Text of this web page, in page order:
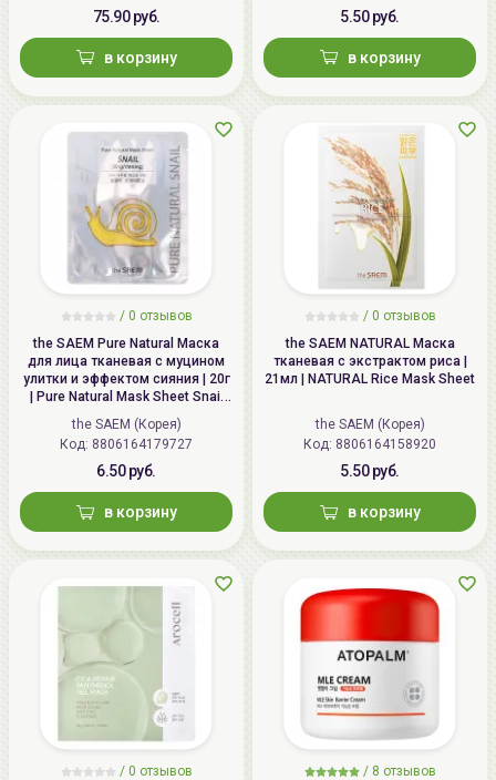
75.90 руб.
в корзину
5.50 руб.
в корзину
/ 0 отзывов
the SAEM Pure Natural Маска
для лица тканевая с муцином
улитки и эффектом сияния | 20г
| Pure Natural Mask Sheet Snail
Brightening
the SAEM (Корея)
Код: 8806164179727
6.50 руб.
в корзину
/ 0 отзывов
the SAEM NATURAL Маска
тканевая с экстрактом риса |
21мл | NATURAL Rice Mask Sheet
the SAEM (Корея)
Код: 8806164158920
5.50 руб.
в корзину
/ 0 отзывов
/ 8 отзывов